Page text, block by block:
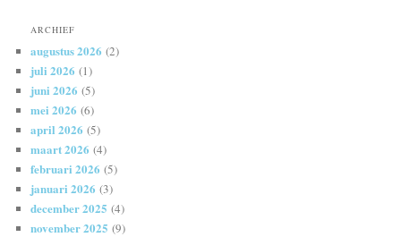
ARCHIEF
augustus 2026 (2)
juli 2026 (1)
juni 2026 (5)
mei 2026 (6)
april 2026 (5)
maart 2026 (4)
februari 2026 (5)
januari 2026 (3)
december 2025 (4)
november 2025 (9)